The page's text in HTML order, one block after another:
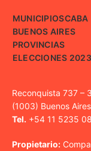
MUNICIPIOSCABA
BUENOS AIRES
PROVINCIAS
ELECCIONES 2023
Reconquista 737 –
(1003) Buenos
Tel. +54 11 5235
Propietario: